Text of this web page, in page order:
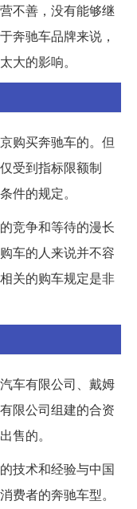
不善，没有能够继
奔驰车品牌来说，
大的影响。
购买奔驰车的。但
受到指标限额制
件的规定。
竞争和等待的漫长
车的人来说并不容
关的购车规定是非
车有限公司、戴姆
限公司组建的合资
售的。
技术和经验与中国
费者的奔驰车型。